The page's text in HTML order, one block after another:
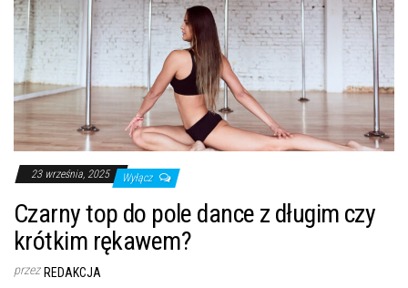
23 września, 2025 Wyłącz
Czarny top do pole dance z długim czy
krótkim rękawem?
przez REDAKCJA